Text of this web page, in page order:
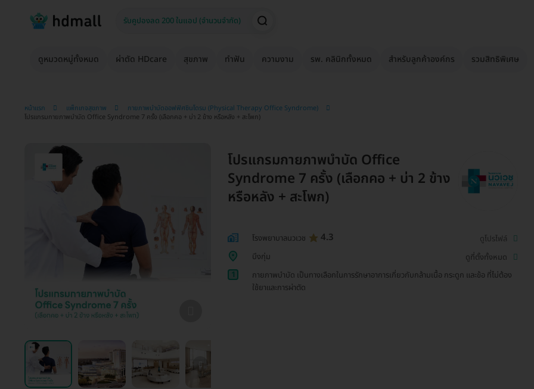
ดูหมวดหมู่ทั้งหมด ผ่าตัด HDcare สุขภาพ ทำฟัน ความงาม รพ. คลินิกทั้งหมด สำหรับลูกค้าองค์กร รวมสิทธิพิเศษ
หน้าแรก แพ็กเกจสุขภาพ
กายภาพบำบัดออฟฟิศซินโดรม (Physical Therapy Office Syndrome)
โปรแกรมกายภาพบำบัด Office Syndrome 7 ครั้ง (เลือกคอ + บ่า 2 ข้าง หรือหลัง + สะโพก)
โปรแกรมกายภาพบำบัด Office
Syndrome 7 ครั้ง (เลือกคอ + บ่า 2 ข้าง
หรือหลัง + สะโพก)
โรงพยาบาลนวเวช 4.3
ดูโปรไฟล์
บึงกุ่ม
ดูที่ตั้งทั้งหมด
1
กายภาพบำบัด เป็นทางเลือกในการรักษาอาการเกี่ยวกับกล้ามเนื้อ กระดูก และข้อ ที่ไม่ต้อง
ใช้ยาและการผ่าตัด